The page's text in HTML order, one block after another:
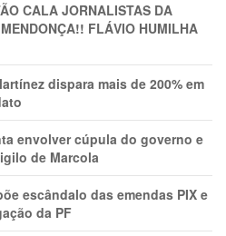
CALA JORNALISTAS DA
FLÁVIO HUMILHA
dispara mais de 200% em
envolver cúpula do governo e
de Marcola
escândalo das emendas PIX e
da PF